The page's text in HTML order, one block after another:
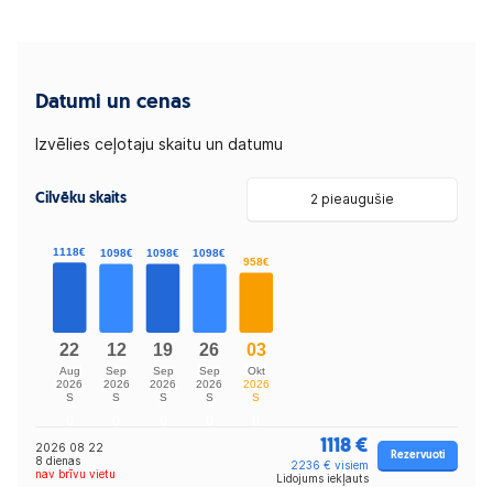
Datumi un cenas
Izvēlies ceļotaju skaitu un datumu
Cilvēku skaits 2 pieaugušie
2026 08 22
8 dienas
nav brīvu vietu
1118 €
2236 € visiem
Lidojums iekļauts
Rezervuoti